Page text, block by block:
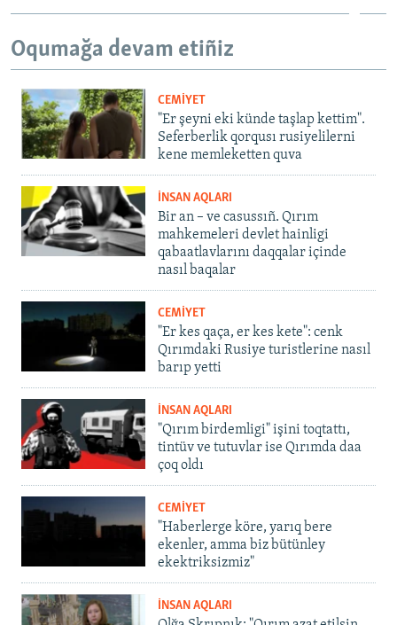
Oqumağa devam etiñiz
CEMİYET
"Er şeyni eki künde taşlap kettim".
Seferberlik qorqusı rusiyelilerni
kene memleketten quva
İNSAN AQLARI
Bir an – ve casussıñ. Qırım
mahkemeleri devlet hainligi
qabaatlavlarını daqqalar içinde
nasıl baqalar
CEMİYET
"Er kes qaça, er kes kete": cenk
Qırımdaki Rusiye turistlerine nasıl
barıp yetti
İNSAN AQLARI
"Qırım birdemligi" işini toqtattı,
tintüv ve tutuvlar ise Qırımda daa
çoq oldı
CEMİYET
"Haberlerge köre, yarıq bere
ekenler, amma biz bütünley
ekektriksizmiz"
İNSAN AQLARI